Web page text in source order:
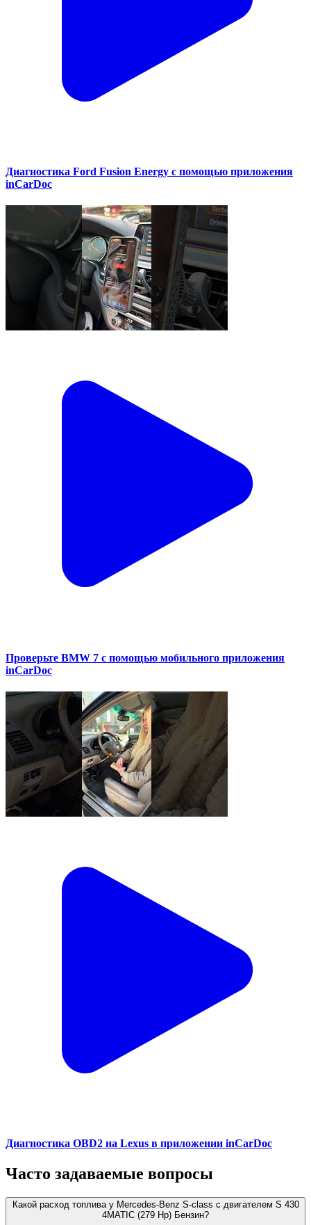
Диагностика Ford Fusion Energy с помощью приложения
inCarDoc
Проверьте BMW 7 с помощью мобильного приложения
inCarDoc
Диагностика OBD2 на Lexus в приложении inCarDoc
Часто задаваемые вопросы
Какой расход топлива у Mercedes-Benz S-class с двигателем S 430
4MATIC (279 Hp) Бензин?